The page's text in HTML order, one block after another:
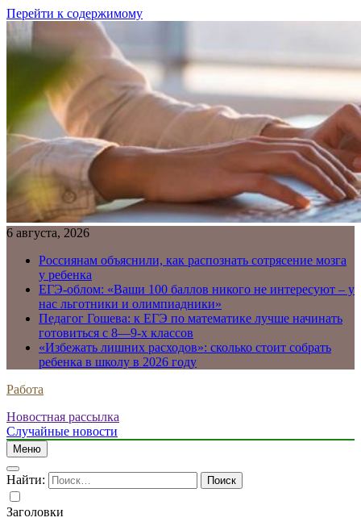
Перейти к содержимому
6 августа, 2026
Россиянам объяснили, как распознать сотрясение мозга
у ребенка
ЕГЭ-облом: «Ваши 100 баллов никого не интересуют – у
нас льготники и олимпиадники»
Педагог Гошева: к ЕГЭ по математике лучше начинать
готовиться с 8—9-х классов
«Избежать лишних расходов»: сколько стоит собрать
ребенка в школу в 2026 году
Работа
Новостная рассылка
Случайные новости
Меню
Найти:
Заголовки